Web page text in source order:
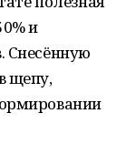
и
Снесённую
щепу,